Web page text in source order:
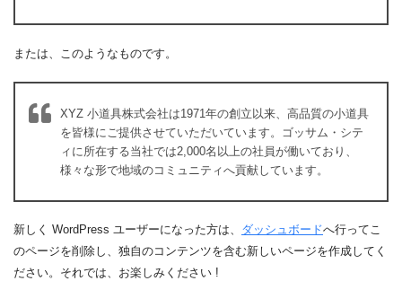
または、このようなものです。
XYZ 小道具株式会社は1971年の創立以来、高品質の小道具
を皆様にご提供させていただいています。ゴッサム・シテ
ィに所在する当社では2,000名以上の社員が働いており、
様々な形で地域のコミュニティへ貢献しています。
新しく WordPress ユーザーになった方は、 ダッシュボードへ行ってこ
のページを削除し、独自のコンテンツを含む新しいページを作成してく
ださい。それでは、お楽しみください !